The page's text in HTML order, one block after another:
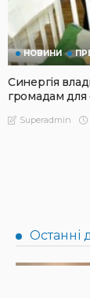
НОВИНИ
Синергія
громадам для
Superadmin